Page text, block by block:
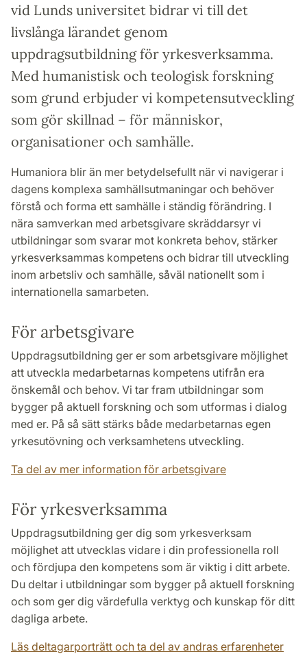
vid Lunds universitet bidrar vi till det
livslånga lärandet genom
uppdragsutbildning för yrkesverksamma.
Med humanistisk och teologisk forskning
som grund erbjuder vi kompetensutveckling
som gör skillnad – för människor,
organisationer och samhälle.
Humaniora blir än mer betydelsefullt när vi navigerar i
dagens komplexa samhällsutmaningar och behöver
förstå och forma ett samhälle i ständig förändring. I
nära samverkan med arbetsgivare skräddarsyr vi
utbildningar som svarar mot konkreta behov, stärker
yrkesverksammas kompetens och bidrar till utveckling
inom arbetsliv och samhälle, såväl nationellt som i
internationella samarbeten.
För arbetsgivare
Uppdragsutbildning ger er som arbetsgivare möjlighet
att utveckla medarbetarnas kompetens utifrån era
önskemål och behov. Vi tar fram utbildningar som
bygger på aktuell forskning och som utformas i dialog
med er. På så sätt stärks både medarbetarnas egen
yrkesutövning och verksamhetens utveckling.
Ta del av mer information för arbetsgivare
För yrkesverksamma
Uppdragsutbildning ger dig som yrkesverksam
möjlighet att utvecklas vidare i din professionella roll
och fördjupa den kompetens som är viktig i ditt arbete.
Du deltar i utbildningar som bygger på aktuell forskning
och som ger dig värdefulla verktyg och kunskap för ditt
dagliga arbete.
Läs deltagarporträtt och ta del av andras erfarenheter